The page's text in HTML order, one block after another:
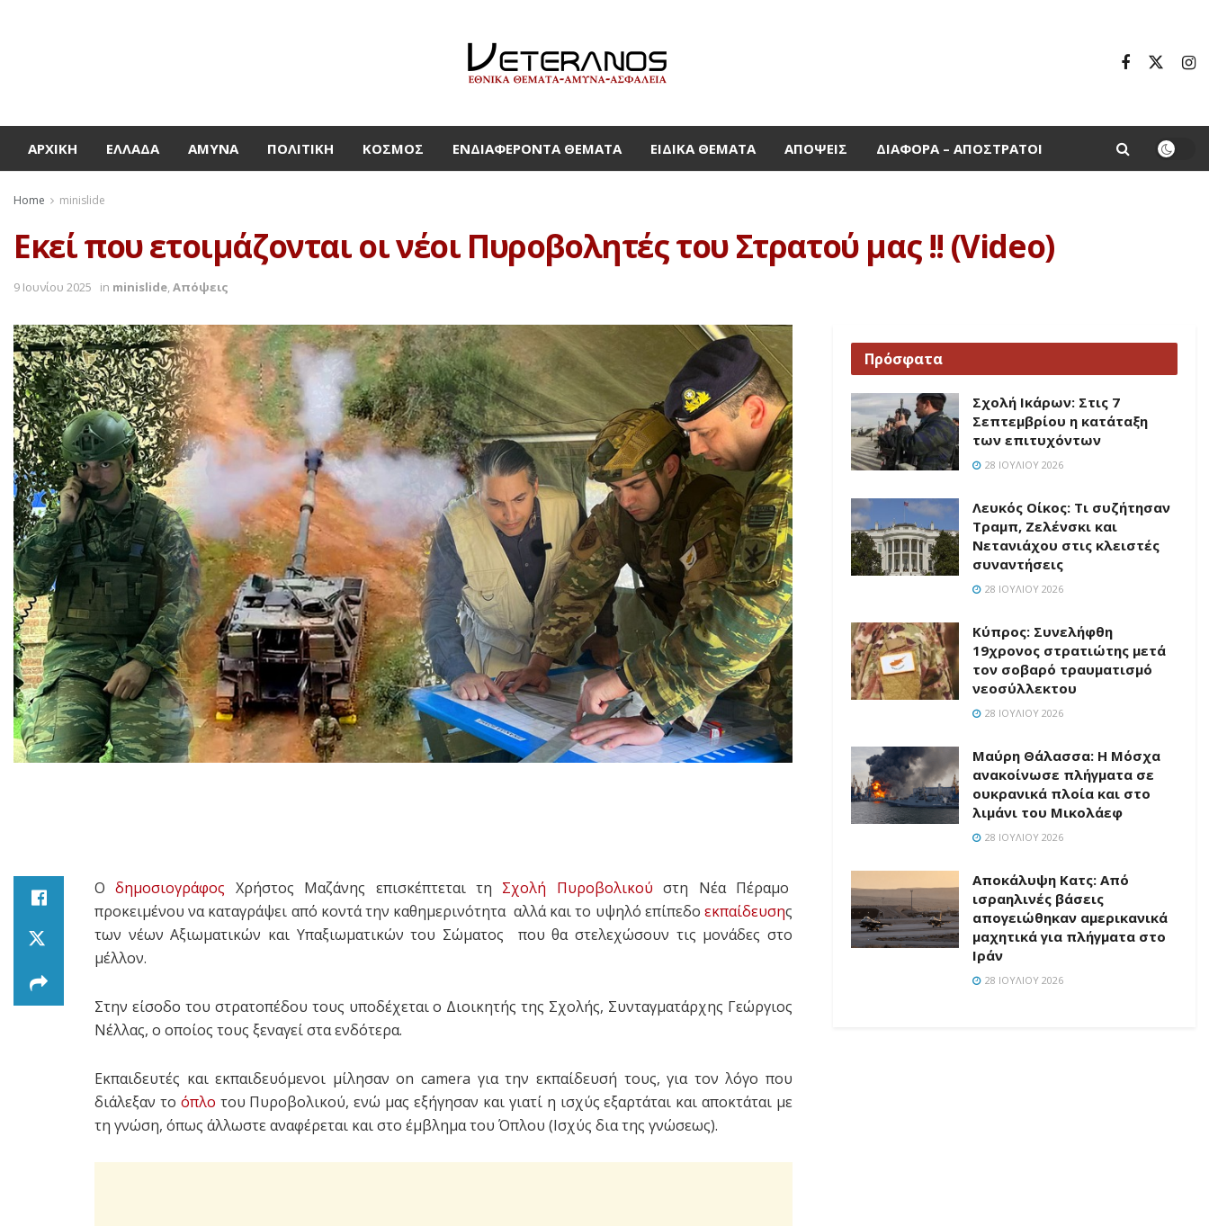
ΑΡΧΙΚΉ ΕΛΛΆΔΑ ΆΜΥΝΑ ΠΟΛΙΤΙΚΉ ΚΌΣΜΟΣ ΕΝΔΙΑΦΈΡΟΝΤΑ ΘΈΜΑΤΑ ΕΙΔΙΚΆ ΘΈΜΑΤΑ ΑΠΌΨΕΙΣ ΔΙΆΦΟΡΑ – ΑΠΌΣΤΡΑΤΟΙ
Home minislide
Εκεί που ετοιμάζονται οι νέοι Πυροβολητές του Στρατού μας !! (Video)
9 Ιουνίου 2025 in minislide,Απόψεις
Οδημοσιογράφος Χρήστος Μαζάνης επισκέπτεται τη Σχολή Πυροβολικού στη Νέα Πέραμο
προκειμένου να καταγράψει από κοντά την καθημερινότητα αλλά και το υψηλό επίπεδο εκπαίδευσης
των νέων Αξιωματικών και Υπαξιωματικών του Σώματος που θα στελεχώσουν τις μονάδες στο
μέλλον.
Στην είσοδο του στρατοπέδου τους υποδέχεται ο Διοικητής της Σχολής, Συνταγματάρχης Γεώργιος
Νέλλας, ο οποίος τους ξεναγεί στα ενδότερα.
Εκπαιδευτές και εκπαιδευόμενοι μίλησαν on camera για την εκπαίδευσή τους, για τον λόγο που
διάλεξαν το όπλο του Πυροβολικού, ενώ μας εξήγησαν και γιατί η ισχύς εξαρτάται και αποκτάται με
τη γνώση, όπως άλλωστε αναφέρεται και στο έμβλημα του Όπλου (Ισχύς δια της γνώσεως).
Πρόσφατα
Σχολή Ικάρων: Στις 7
Σεπτεμβρίου η κατάταξη
των επιτυχόντων
28 ΙΟΥΛΊΟΥ 2026
Λευκός Οίκος: Τι συζήτησαν
Τραμπ, Ζελένσκι και
Νετανιάχου στις κλειστές
συναντήσεις
28 ΙΟΥΛΊΟΥ 2026
Κύπρος: Συνελήφθη
19χρονος στρατιώτης μετά
τον σοβαρό τραυματισμό
νεοσύλλεκτου
28 ΙΟΥΛΊΟΥ 2026
Μαύρη Θάλασσα: Η Μόσχα
ανακοίνωσε πλήγματα σε
ουκρανικά πλοία και στο
λιμάνι του Μικολάεφ
28 ΙΟΥΛΊΟΥ 2026
Αποκάλυψη Κατς: Από
ισραηλινές βάσεις
απογειώθηκαν αμερικανικά
μαχητικά για πλήγματα στο
Ιράν
28 ΙΟΥΛΊΟΥ 2026